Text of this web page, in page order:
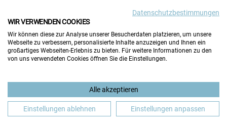
BERUFLICHE ORIENTIERUNG BEWERBUNG
Datenschutzbestimmungen
WIR VERWENDEN COOKIES
Wir können diese zur Analyse unserer Besucherdaten platzieren, um unsere
Webseite zu verbessern, personalisierte Inhalte anzuzeigen und Ihnen ein
großartiges Webseiten-Erlebnis zu bieten. Für weitere Informationen zu den
von uns verwendeten Cookies öffnen Sie die Einstellungen.
Alle akzeptieren
Einstellungen ablehnen Einstellungen anpassen